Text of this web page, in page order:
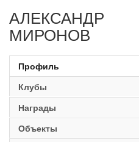
АЛЕКСАНДР
МИРОНОВ
Профиль
Клубы
Награды
Объекты